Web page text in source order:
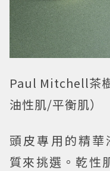
Paul Mitchell茶
油性肌/平衡肌）
頭皮專用的精
質來挑選。乾